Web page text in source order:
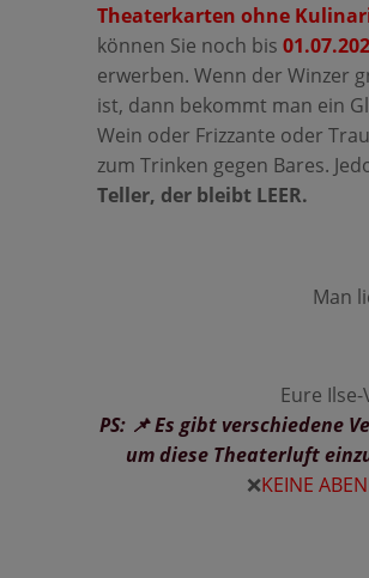
Theaterkarten ohne
können Sie noch bis
erwerben. Wenn der Winzer
ist, dann bekommt man ein
Wein oder Frizzante oder
zum Trinken gegen Bares.
Teller, der bleibt LEER.
Man
Eure
PS: 📌 Es gibt verschiedene
um diese Theaterluft
❌KEINE